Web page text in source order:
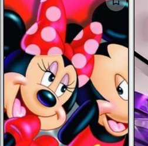
الرجال
الأطفال
صور شخصية
أخرى